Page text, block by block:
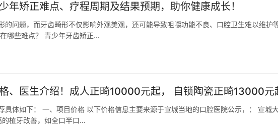
年矫正难点、疗程周期及结果预期，助你健康成长！
的问题，而牙齿畸形不仅影响外观美观，还可能导致咀嚼功能不良、口腔卫生难以维护
哪些难点？ 青少年牙齿矫正…
、医生介绍！成人正畸10000元起， 自锁陶瓷正畸13000元
具体如下： 一、项目价格 以下价格信息主要来源于宣城当地的口腔医院公示，： 宣城
植牙改善，如全口半口…